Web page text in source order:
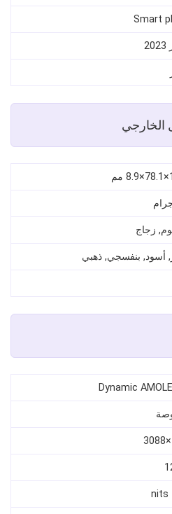
Smart
الخارجي
زجاج
أسود, بنفسجي, ذهبي
Dynamic